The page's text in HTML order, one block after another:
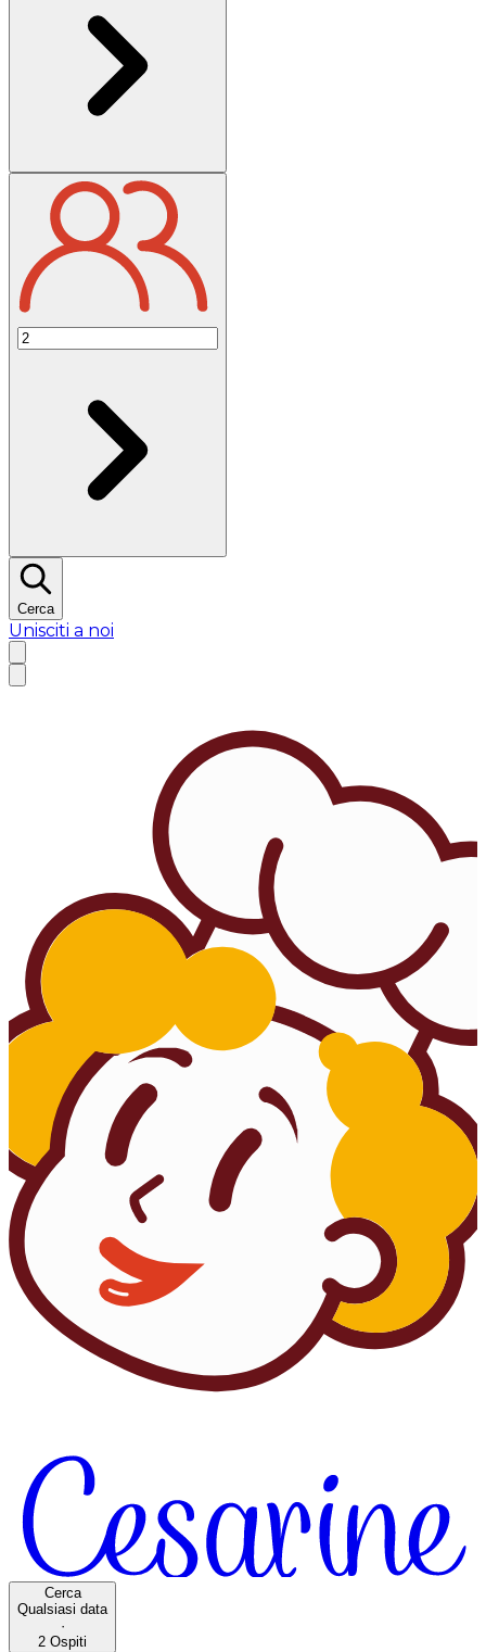
Cerca
Unisciti a noi
Cerca
Qualsiasi data
·
2 Ospiti